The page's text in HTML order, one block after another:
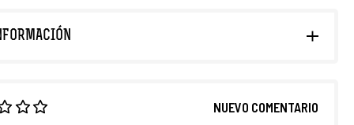
NUEVO COMENTARIO